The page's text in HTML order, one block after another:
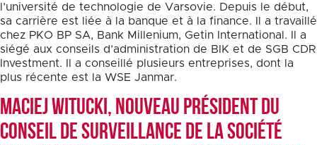
l’université de technologie de Varsovie. Depuis le début,
sa carrière est liée à la banque et à la finance. Il a travaillé
chez PKO BP SA, Bank Millenium, Getin International. Il a
siégé aux conseils d’administration de BIK et de SGB CDR
Investment. Il a conseillé plusieurs entreprises, dont la
plus récente est la WSE Janmar.
Maciej Witucki, nouveau Président du
Conseil de Surveillance de la Société